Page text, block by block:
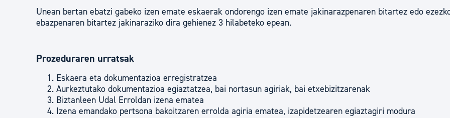
Unean bertan ebatzi gabeko izen emate eskaerak ondorengo izen emate jakinarazpenaren bitartez edo
ebazpenaren bitartez jakinaraziko dira gehienez 3 hilabeteko epean.
Prozeduraren urratsak
Eskaera eta dokumentazioa erregistratzea
Aurkeztutako dokumentazioa egiaztatzea, bai nortasun agiriak, bai etxebizitzarenak
Biztanleen Udal Erroldan izena ematea
Izena emandako pertsona bakoitzaren errolda agiria ematea, izapidetzearen egiaztagiri modura